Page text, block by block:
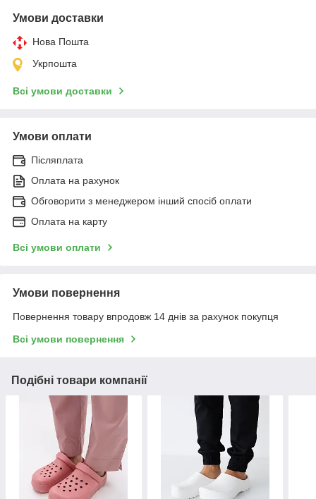
Умови доставки
Нова Пошта
Укрпошта
Всі умови доставки
Умови оплати
Післяплата
Оплата на рахунок
Обговорити з менеджером інший спосіб оплати
Оплата на карту
Всі умови оплати
Умови повернення
Повернення товару впродовж 14 днів за рахунок покупця
Всі умови повернення
Подібні товари компанії